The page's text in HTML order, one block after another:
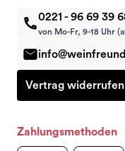
0221 - 96 69 39
von Mo-Fr, 9-18 Uhr
Vertrag widerrufen
Zahlungsmethoden